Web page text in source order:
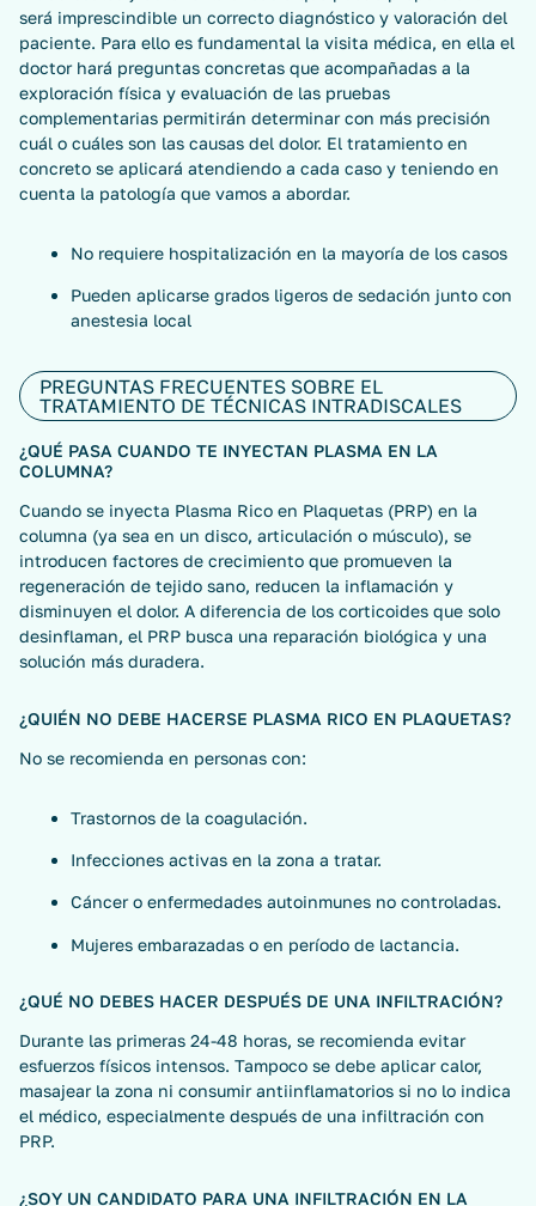
será imprescindible un correcto diagnóstico y valoración del
paciente. Para ello es fundamental la visita médica, en ella el
doctor hará preguntas concretas que acompañadas a la
exploración física y evaluación de las pruebas
complementarias permitirán determinar con más precisión
cuál o cuáles son las causas del dolor. El tratamiento en
concreto se aplicará atendiendo a cada caso y teniendo en
cuenta la patología que vamos a abordar.
No requiere hospitalización en la mayoría de los casos
Pueden aplicarse grados ligeros de sedación junto con
anestesia local
PREGUNTAS FRECUENTES SOBRE EL
TRATAMIENTO DE TÉCNICAS INTRADISCALES
¿QUÉ PASA CUANDO TE INYECTAN PLASMA EN LA
COLUMNA?
Cuando se inyecta Plasma Rico en Plaquetas (PRP) en la
columna (ya sea en un disco, articulación o músculo), se
introducen factores de crecimiento que promueven la
regeneración de tejido sano, reducen la inflamación y
disminuyen el dolor. A diferencia de los corticoides que solo
desinflaman, el PRP busca una reparación biológica y una
solución más duradera.
¿QUIÉN NO DEBE HACERSE PLASMA RICO EN PLAQUETAS?
No se recomienda en personas con:
Trastornos de la coagulación.
Infecciones activas en la zona a tratar.
Cáncer o enfermedades autoinmunes no controladas.
Mujeres embarazadas o en período de lactancia.
¿QUÉ NO DEBES HACER DESPUÉS DE UNA INFILTRACIÓN?
Durante las primeras 24-48 horas, se recomienda evitar
esfuerzos físicos intensos. Tampoco se debe aplicar calor,
masajear la zona ni consumir antiinflamatorios si no lo indica
el médico, especialmente después de una infiltración con
PRP.
¿SOY UN CANDIDATO PARA UNA INFILTRACIÓN EN LA